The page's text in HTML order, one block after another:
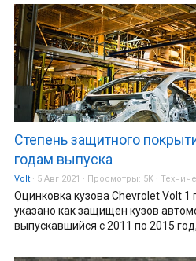
Степень защитного
годам выпуска
Volt 5 Авг 2021 Просмотры: 5K
Оцинковка кузова Chevrolet Volt 1
указано как защищен кузов
выпускавшийся с 2011 по 2015